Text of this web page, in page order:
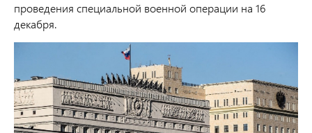
проведения специальной военной операции на 16
декабря.